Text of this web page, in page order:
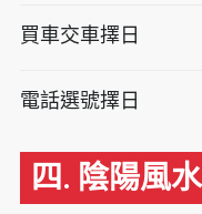
買車交車擇日
電話選號擇日
四. 陰陽風